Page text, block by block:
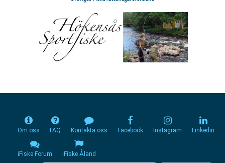
Om oss FAQ Kontakta oss Facebook Instagram Linkedin
iFiske Forum iFiske Åland